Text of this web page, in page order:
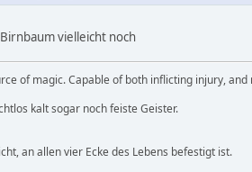
vielleicht noch
of magic. Capable of both inflicting injury,
kalt sogar noch feiste Geister.
an allen vier Ecke des Lebens befestigt ist.